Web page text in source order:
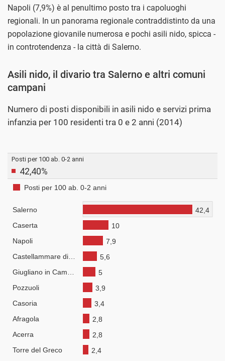
Napoli (7,9%) è al penultimo posto tra i capoluoghi
regionali. In un panorama regionale contraddistinto da una
popolazione giovanile numerosa e pochi asili nido, spicca -
in controtendenza - la città di Salerno.
Asili nido, il divario tra Salerno e altri comuni
campani
Numero di posti disponibili in asili nido e servizi prima
infanzia per 100 residenti tra 0 e 2 anni (2014)